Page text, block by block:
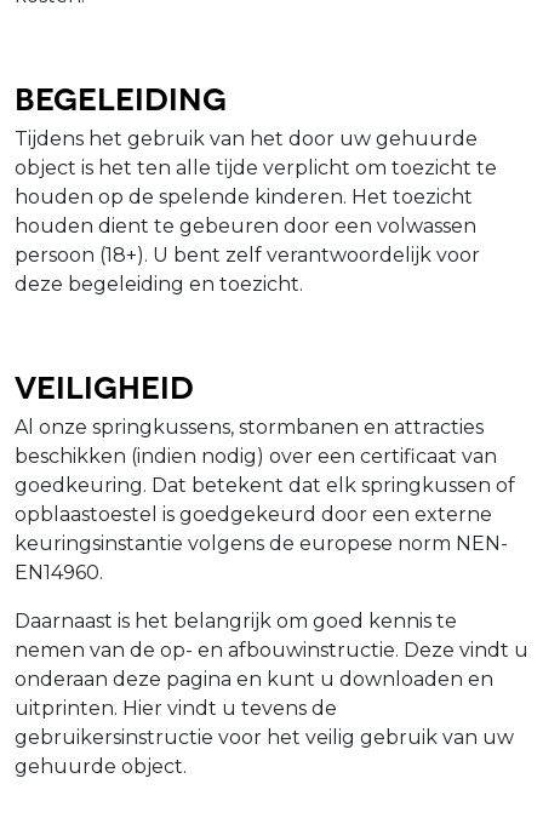
Begeleiding
Tijdens het gebruik van het door uw gehuurde
object is het ten alle tijde verplicht om toezicht te
houden op de spelende kinderen. Het toezicht
houden dient te gebeuren door een volwassen
persoon (18+). U bent zelf verantwoordelijk voor
deze begeleiding en toezicht.
Veiligheid
Al onze springkussens, stormbanen en attracties
beschikken (indien nodig) over een certificaat van
goedkeuring. Dat betekent dat elk springkussen of
opblaastoestel is goedgekeurd door een externe
keuringsinstantie volgens de europese norm NEN-
EN14960.
Daarnaast is het belangrijk om goed kennis te
nemen van de op- en afbouwinstructie. Deze vindt u
onderaan deze pagina en kunt u downloaden en
uitprinten. Hier vindt u tevens de
gebruikersinstructie voor het veilig gebruik van uw
gehuurde object.